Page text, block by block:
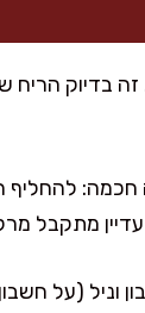
בדיוק הריח
חכמה:
מתקבל
לפעמים מוסיפה 2–3